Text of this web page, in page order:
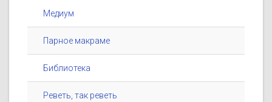
Медиум
Парное макраме
Библиотека
Реветь, так реветь